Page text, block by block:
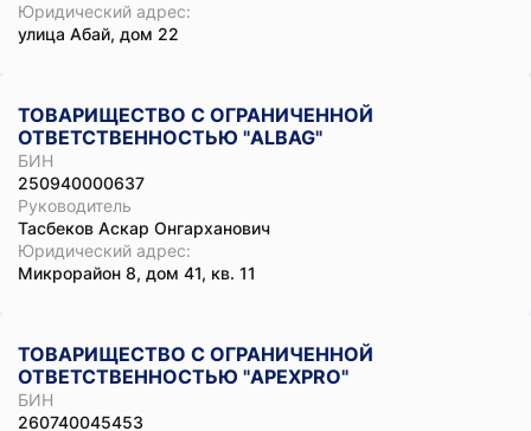
Юридический адрес:
улица Абай, дом 22
ТОВАРИЩЕСТВО С ОГРАНИЧЕННОЙ
ОТВЕТСТВЕННОСТЬЮ "ALBAG"
БИН
250940000637
Руководитель
Тасбеков Аскар Онгарханович
Юридический адрес:
Микрорайон 8, дом 41, кв. 11
ТОВАРИЩЕСТВО С ОГРАНИЧЕННОЙ
ОТВЕТСТВЕННОСТЬЮ "APEXPRO"
БИН
260740045453